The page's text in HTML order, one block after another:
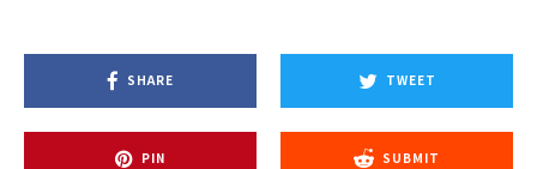
SHARE TWEET
PIN SUBMIT